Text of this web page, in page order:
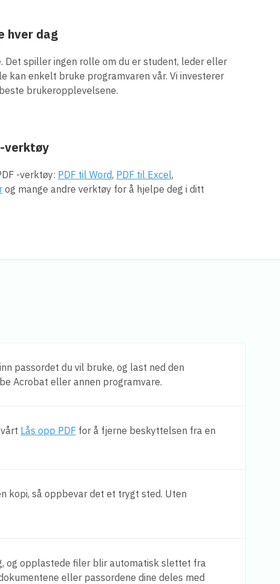
hver dag
Det spiller ingen rolle om du er student, leder eller
kan enkelt bruke programvaren vår. Vi investerer
brukeropplevelsene.
verktøy
-verktøy: PDF til Word, PDF til Excel,
og mange andre verktøy for å hjelpe deg i ditt
passordet du vil bruke, og last ned den
Acrobat eller annen programvare.
Lås opp PDF for å fjerne beskyttelsen fra en
kopi, så oppbevar det et trygt sted. Uten
og opplastede filer blir automatisk slettet fra
eller passordene dine deles med